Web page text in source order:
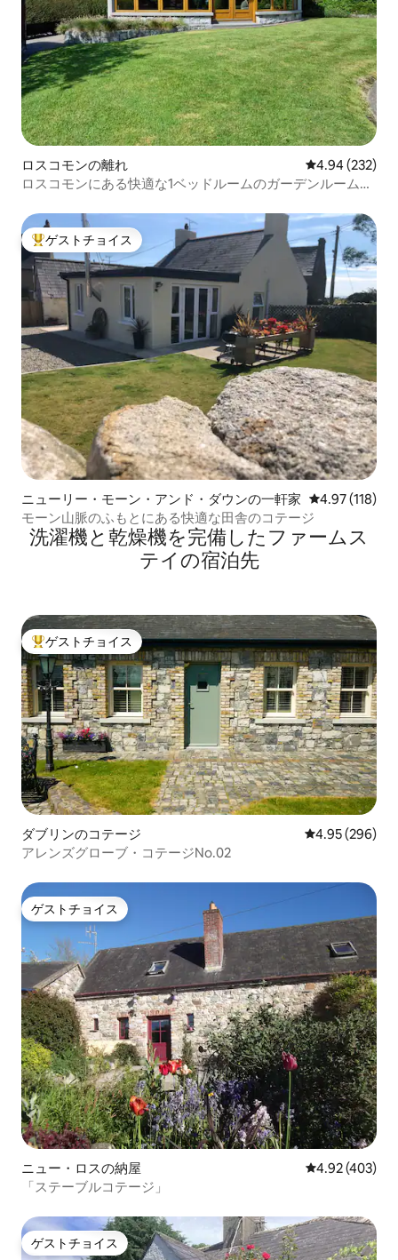
ロスコモンの離れ レビュー232
4.94 (232)
ロスコモンにある快適な1ベッドルームのガーデンルームを
大好評のゲストチョイスです。
ゲストチョイス
ニューリー・モーン・アンド・ダウンの一軒家 レビュー118
4.97 (118)
モーン山脈のふもとにある快適な田舎のコテージ
洗濯機と乾燥機を完備したファームス
テイの宿泊先
大好評のゲストチョイスです。
ゲストチョイス
ダブリンのコテージ レビュー296
4.95 (296)
アレンズグローブ・コテージNo.02
ゲストチョイス
ゲストチョイス
ニュー・ロスの納屋 レビュー403
4.92 (403)
「ステーブルコテージ」
ゲストチョイス
ゲストチョイス